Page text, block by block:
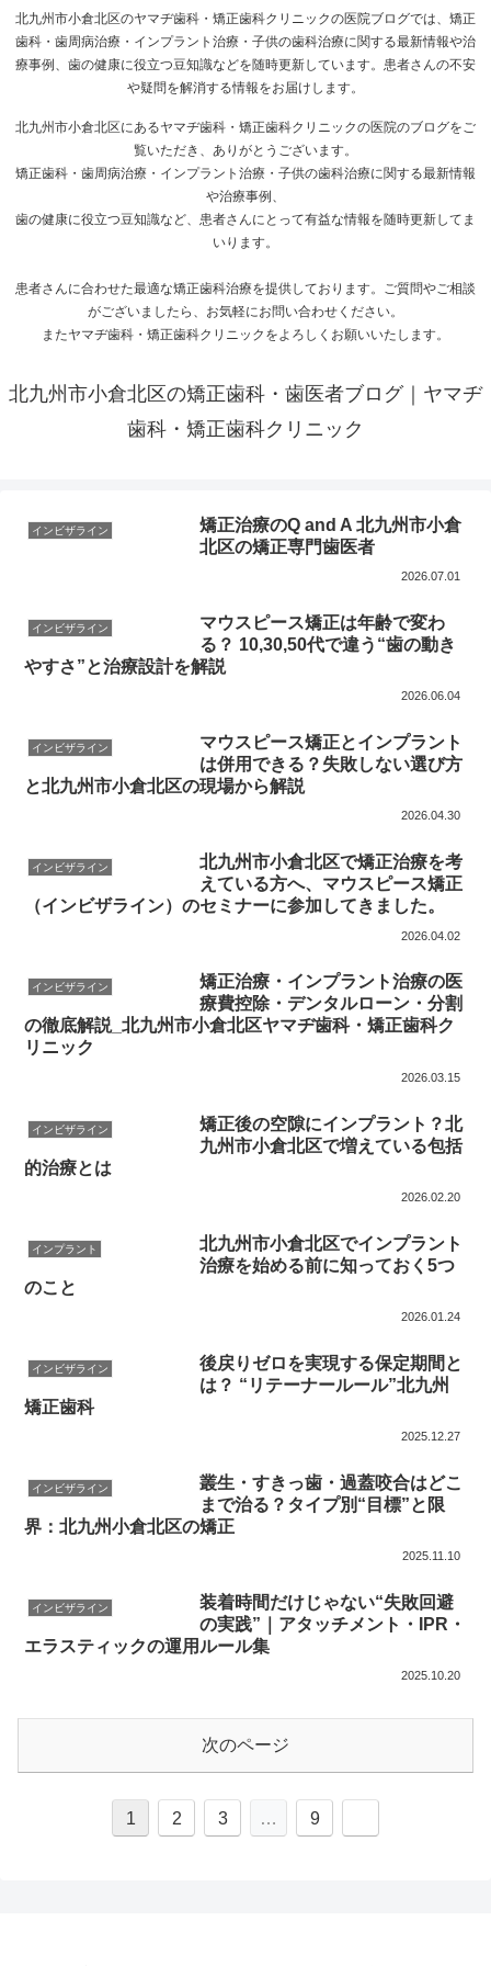
北九州市小倉北区のヤマヂ歯科・矯正歯科クリニックの医院ブログでは、矯正
歯科・歯周病治療・インプラント治療・子供の歯科治療に関する最新情報や治
療事例、歯の健康に役立つ豆知識などを随時更新しています。患者さんの不安
や疑問を解消する情報をお届けします。
北九州市小倉北区にあるヤマヂ歯科・矯正歯科クリニックの医院のブログをご
覧いただき、ありがとうございます。
矯正歯科・歯周病治療・インプラント治療・子供の歯科治療に関する最新情報
や治療事例、
歯の健康に役立つ豆知識など、患者さんにとって有益な情報を随時更新してま
いります。
患者さんに合わせた最適な矯正歯科治療を提供しております。ご質問やご相談
がございましたら、お気軽にお問い合わせください。
またヤマヂ歯科・矯正歯科クリニックをよろしくお願いいたします。
北九州市小倉北区の矯正歯科・歯医者ブログ｜ヤマヂ
歯科・矯正歯科クリニック
インビザライン
矯正治療のQ and A 北九州市小倉
北区の矯正専門歯医者
2026.07.01
インビザライン
マウスピース矯正は年齢で変わ
る？ 10,30,50代で違う“歯の動き
やすさ”と治療設計を解説
2026.06.04
インビザライン
マウスピース矯正とインプラント
は併用できる？失敗しない選び方
と北九州市小倉北区の現場から解説
2026.04.30
インビザライン
北九州市小倉北区で矯正治療を考
えている方へ、マウスピース矯正
（インビザライン）のセミナーに参加してきました。
2026.04.02
インビザライン
矯正治療・インプラント治療の医
療費控除・デンタルローン・分割
の徹底解説_北九州市小倉北区ヤマヂ歯科・矯正歯科ク
リニック
2026.03.15
インビザライン
矯正後の空隙にインプラント？北
九州市小倉北区で増えている包括
的治療とは
2026.02.20
インプラント
北九州市小倉北区でインプラント
治療を始める前に知っておく5つ
のこと
2026.01.24
インビザライン
後戻りゼロを実現する保定期間と
は？ “リテーナールール”北九州
矯正歯科
2025.12.27
インビザライン
叢生・すきっ歯・過蓋咬合はどこ
まで治る？タイプ別“目標”と限
界：北九州小倉北区の矯正
2025.11.10
インビザライン
装着時間だけじゃない“失敗回避
の実践”｜アタッチメント・IPR・
エラスティックの運用ルール集
2025.10.20
次のページ
1 2 3 … 9